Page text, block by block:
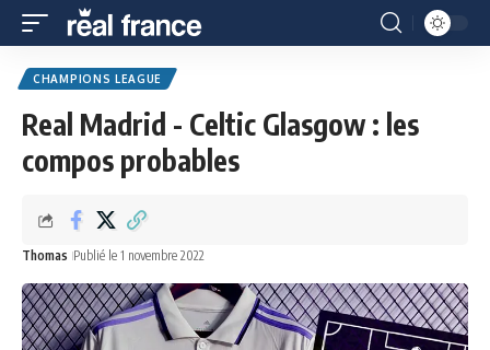
CHAMPIONS LEAGUE
Real Madrid - Celtic Glasgow : les
compos probables
Thomas Publié le 1 novembre 2022